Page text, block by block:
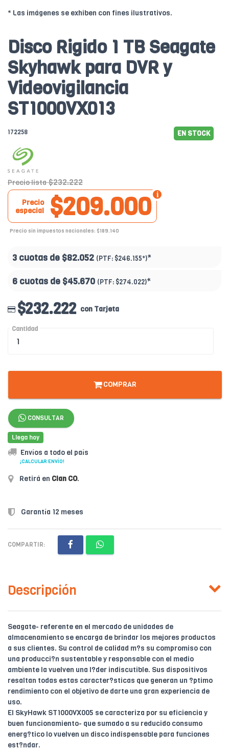
* Las imágenes se exhiben con fines ilustrativos.
Disco Rigido 1 TB Seagate
Skyhawk para DVR y
Videovigilancia
ST1000VX013
172258 EN STOCK
Precio lista $232.222
$209.000
Precio
especial
Precio sin impuestos nacionales: $189.140
3 cuotas de $82.052 (PTF: $246.155*)*
6 cuotas de $45.670 (PTF: $274.022)*
$232.222 con Tarjeta
Cantidad
COMPRAR
CONSULTAR
Llega hoy
Envíos a todo el país
¡CALCULAR ENVÍO!
Retirá en Clan CO.
Garantía 12 meses
COMPARTIR:
Descripción
Seagate- referente en el mercado de unidades de
almacenamiento se encarga de brindar los mejores productos
a sus clientes. Su control de calidad m?s su compromiso con
una producci?n sustentable y responsable con el medio
ambiente la vuelven una l?der indiscutible. Sus dispositivos
resaltan todas estas caracter?sticas que generan un ?ptimo
rendimiento con el objetivo de darte una gran experiencia de
uso.
El SkyHawk ST1000VX005 se caracteriza por su eficiencia y
buen funcionamiento- que sumado a su reducido consumo
energ?tico lo vuelven un disco indispensable para funciones
est?ndar.